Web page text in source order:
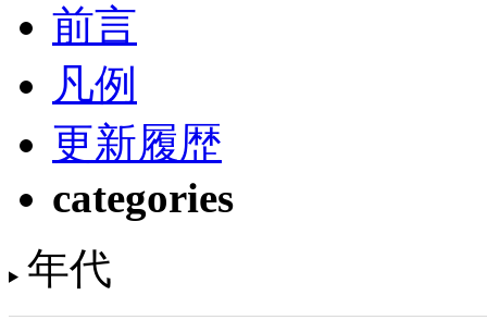
前言
凡例
更新履歴
categories
年代